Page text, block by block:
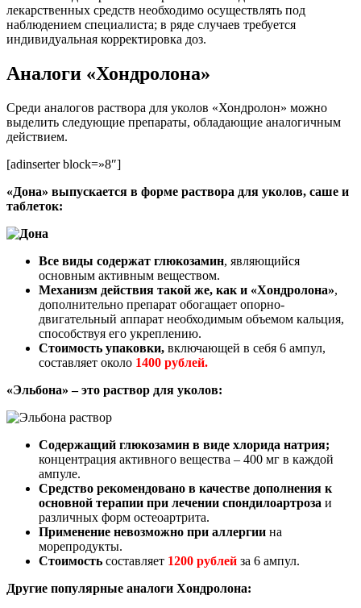
лекарственных средств необходимо осуществлять под
наблюдением специалиста; в ряде случаев требуется
индивидуальная корректировка доз.
Аналоги «Хондролона»
Среди аналогов раствора для уколов «Хондролон» можно
выделить следующие препараты, обладающие аналогичным
действием.
[adinserter block=»8″]
«Дона» выпускается в форме раствора для уколов, саше и
таблеток:
Все виды содержат глюкозамин, являющийся
основным активным веществом.
Механизм действия такой же, как и «Хондролона»,
дополнительно препарат обогащает опорно-
двигательный аппарат необходимым объемом кальция,
способствуя его укреплению.
Стоимость упаковки, включающей в себя 6 ампул,
составляет около 1400 рублей.
«Эльбона» – это раствор для уколов:
Содержащий глюкозамин в виде хлорида натрия;
концентрация активного вещества – 400 мг в каждой
ампуле.
Средство рекомендовано в качестве дополнения к
основной терапии при лечении спондилоартроза и
различных форм остеоартрита.
Применение невозможно при аллергии на
морепродукты.
Стоимость составляет 1200 рублей за 6 ампул.
Другие популярные аналоги Хондролона: